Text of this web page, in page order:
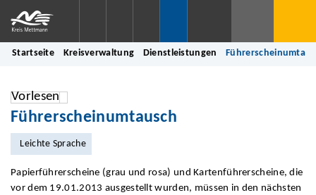
Startseite Kreisverwaltung Dienstleistungen
Vorlesen
Führerscheinumtausch
Leichte Sprache
Papierführerscheine (grau und rosa) und Kartenführerscheine, die
vor dem 19.01.2013 ausgestellt wurden, müssen in den nächsten